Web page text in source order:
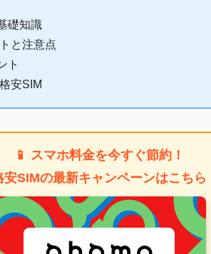
礎知識
と注意点
ト
安SIM
📱 スマホ料金を今すぐ節約！
安SIMの最新キャンペーンはこちら